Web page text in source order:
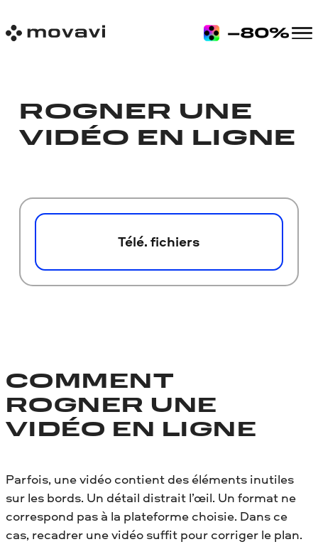
ROGNER UNE
VIDÉO EN LIGNE
Télé. fichiers
COMMENT
ROGNER UNE
VIDÉO EN LIGNE
Parfois, une vidéo contient des éléments inutiles
sur les bords. Un détail distrait l’œil. Un format ne
correspond pas à la plateforme choisie. Dans ce
cas, recadrer une vidéo suffit pour corriger le plan.